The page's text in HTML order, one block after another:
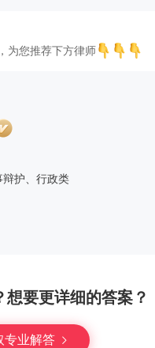
为您推荐下方律师
护、行政类
想要更详细的答案？
专业解答